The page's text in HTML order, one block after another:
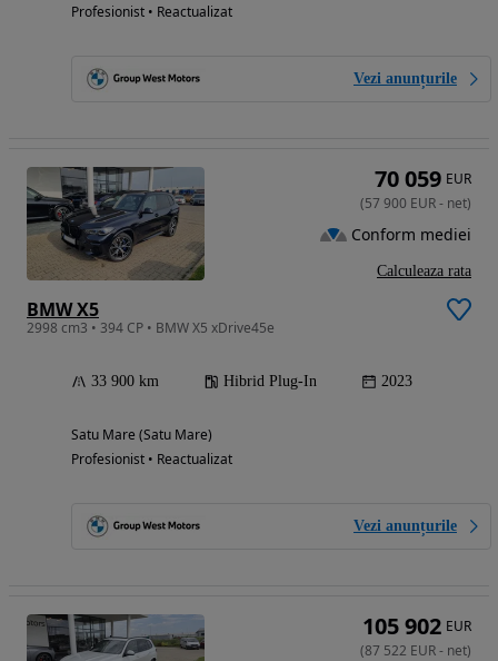
Profesionist • Reactualizat
Vezi anunțurile
BMW X5
2998 cm3 • 394 CP • BMW X5 xDrive45e
33 900 km Hibrid Plug-In 2023
Satu Mare (Satu Mare)
Profesionist • Reactualizat
Vezi anunțurile
70 059 EUR
(57 900 EUR- net)
Conform mediei
Calculeaza rata
105 902 EUR
(87 522 EUR- net)